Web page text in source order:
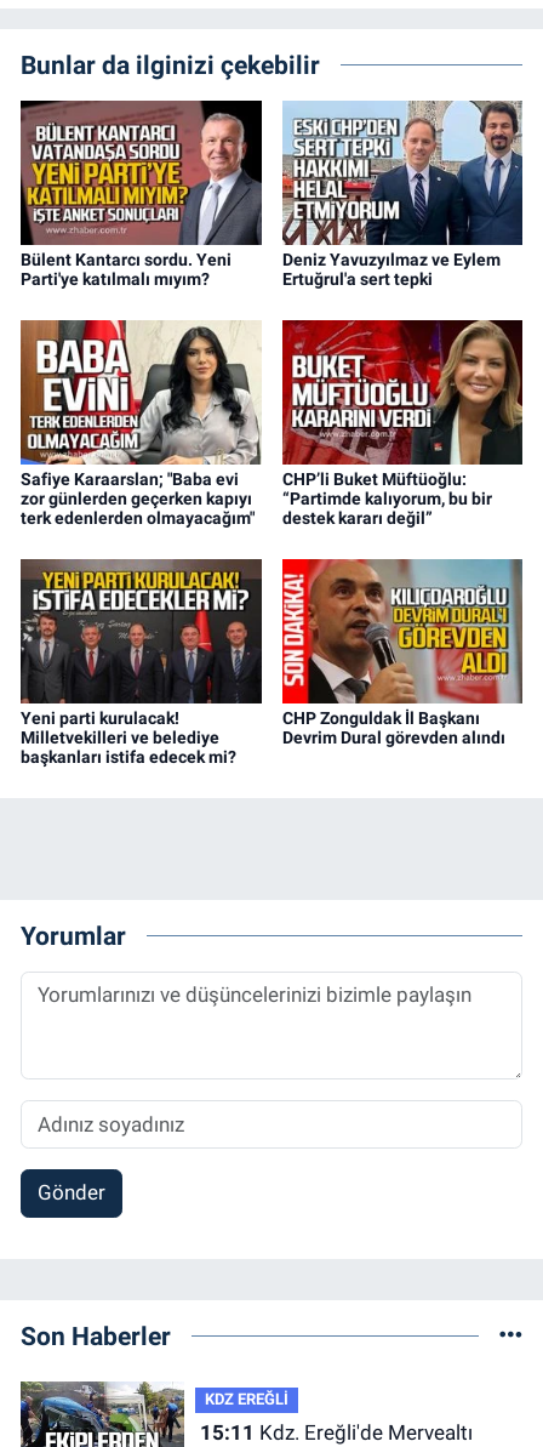
Bunlar da ilginizi çekebilir
Bülent Kantarcı sordu. Yeni
Parti'ye katılmalı mıyım?
Deniz Yavuzyılmaz ve Eylem
Ertuğrul'a sert tepki
Safiye Karaarslan; "Baba evi
zor günlerden geçerken kapıyı
terk edenlerden olmayacağım"
CHP’li Buket Müftüoğlu:
“Partimde kalıyorum, bu bir
destek kararı değil”
Yeni parti kurulacak!
Milletvekilleri ve belediye
başkanları istifa edecek mi?
CHP Zonguldak İl Başkanı
Devrim Dural görevden alındı
Yorumlar
Gönder
Son Haberler
KDZ EREĞLİ
15:11